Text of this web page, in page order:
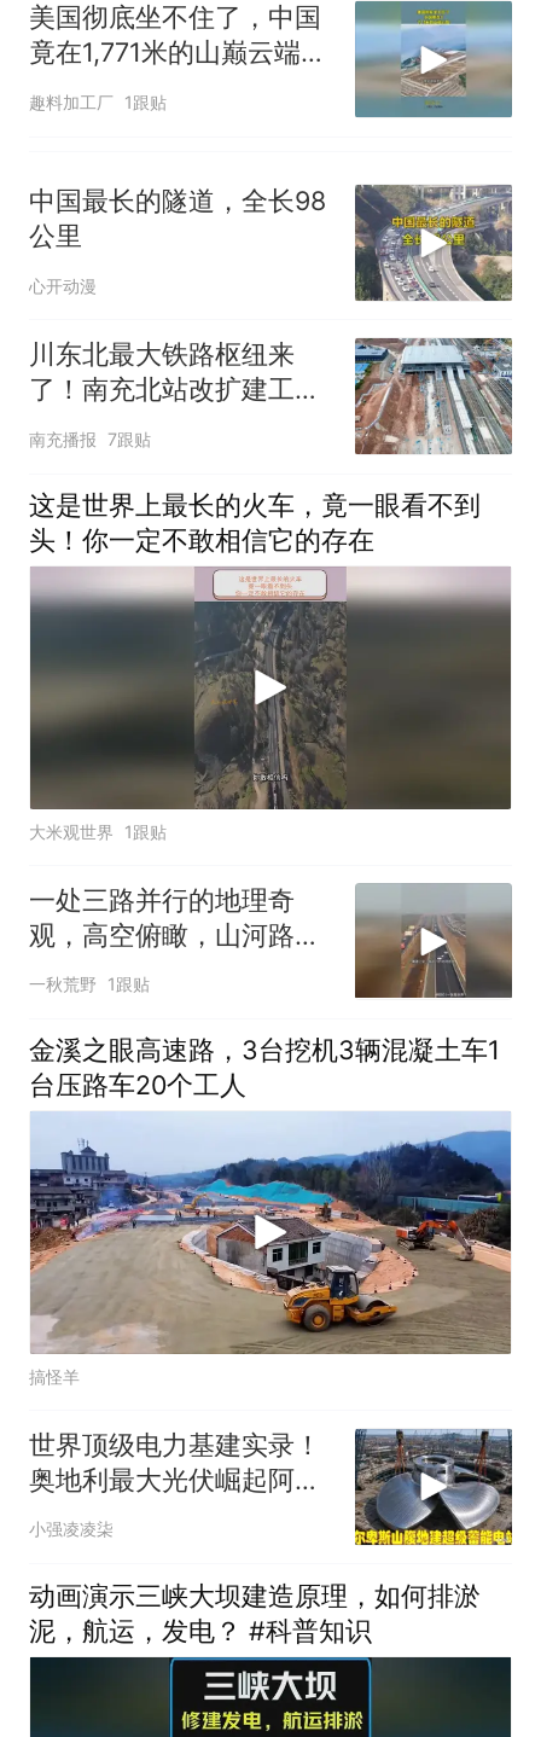
美国彻底坐不住了，中国
竟在1,771米的山巅云端，
架起超级机场
趣料加工厂 1跟贴
中国最长的隧道，全长98
公里
心开动漫
川东北最大铁路枢纽来
了！南充北站改扩建工程
明年6月竣工
南充播报 7跟贴
这是世界上最长的火车，竟一眼看不到
头！你一定不敢相信它的存在
大米观世界 1跟贴
一处三路并行的地理奇
观，高空俯瞰，山河路网
交织场面壮阔无比
一秋荒野 1跟贴
金溪之眼高速路，3台挖机3辆混凝土车1
台压路车20个工人
搞怪羊
世界顶级电力基建实录！
奥地利最大光伏崛起阿尔
卑斯蓄能洞穴出镜
小强凌凌柒
动画演示三峡大坝建造原理，如何排淤
泥，航运，发电？ #科普知识